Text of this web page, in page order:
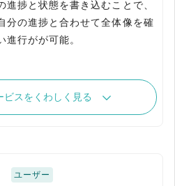
進捗と状態を書き込むことで、
分の進捗と合わせて全体像を確
行がが可能。
ビスをくわしく見る
ユーザー